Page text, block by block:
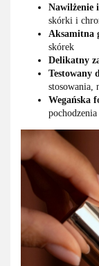
Nawilżenie
skórki i
Aksamitna
skórek
Delikatny
Testowany
stosowania,
Wegańska
pochodzenia